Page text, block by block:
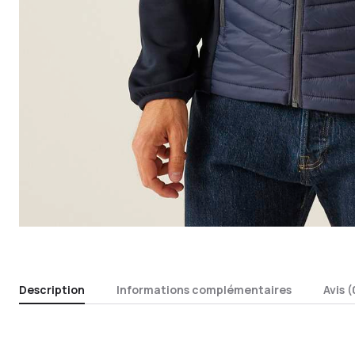
Description Informations complémentaires Avis